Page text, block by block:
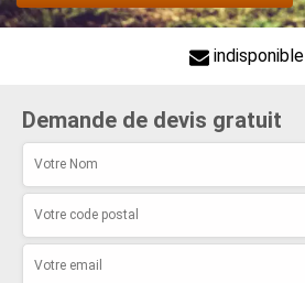
indisponible
Demande de devis gratuit